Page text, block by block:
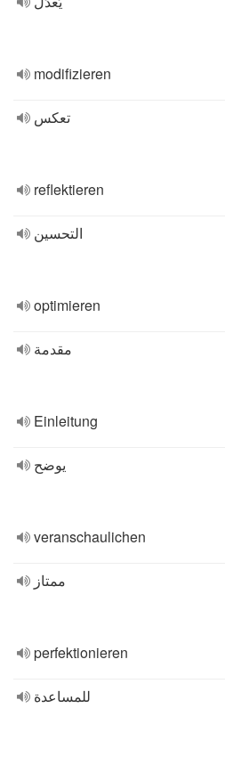
modifizieren
تعكس
reflektieren
التحسين
optimieren
مقدمة
Einleitung
يوضح
veranschaulichen
ممتاز
perfektionieren
للمساعدة